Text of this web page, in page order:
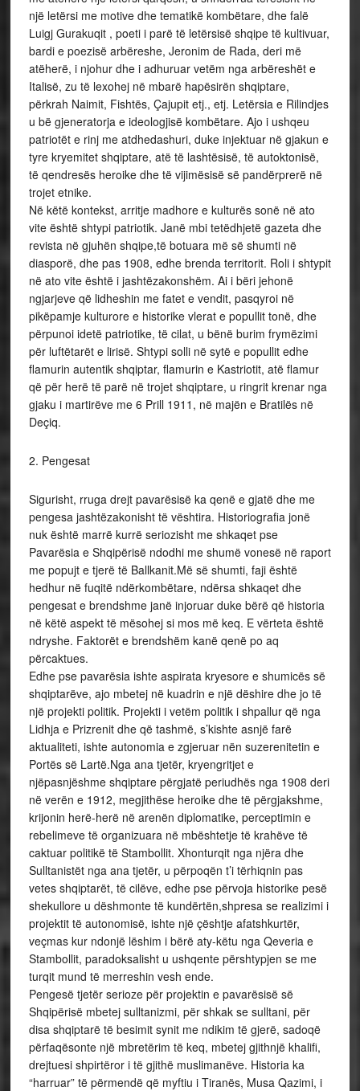
një letërsi me motive dhe tematikë kombëtare, dhe falë
Luigj Gurakuqit , poeti i parë të letërsisë shqipe të kultivuar,
bardi e poezisë arbëreshe, Jeronim de Rada, deri më
atëherë, i njohur dhe i adhuruar vetëm nga arbëreshët e
Italisë, zu të lexohej në mbarë hapësirën shqiptare,
përkrah Naimit, Fishtës, Çajupit etj., etj. Letërsia e Rilindjes
u bë gjeneratorja e ideologjisë kombëtare. Ajo i ushqeu
patriotët e rinj me atdhedashuri, duke injektuar në gjakun e
tyre kryemitet shqiptare, atë të lashtësisë, të autoktonisë,
të qendresës heroike dhe të vijimësisë së pandërprerë në
trojet etnike.
Në këtë kontekst, arritje madhore e kulturës sonë në ato
vite është shtypi patriotik. Janë mbi tetëdhjetë gazeta dhe
revista në gjuhën shqipe,të botuara më së shumti në
diasporë, dhe pas 1908, edhe brenda territorit. Roli i shtypit
në ato vite është i jashtëzakonshëm. Ai i bëri jehonë
ngjarjeve që lidheshin me fatet e vendit, pasqyroi në
pikëpamje kulturore e historike vlerat e popullit tonë, dhe
përpunoi idetë patriotike, të cilat, u bënë burim frymëzimi
për luftëtarët e lirisë. Shtypi solli në sytë e popullit edhe
flamurin autentik shqiptar, flamurin e Kastriotit, atë flamur
që për herë të parë në trojet shqiptare, u ringrit krenar nga
gjaku i martirëve me 6 Prill 1911, në majën e Bratilës në
Deçiq.
2. Pengesat
Sigurisht, rruga drejt pavarësisë ka qenë e gjatë dhe me
pengesa jashtëzakonisht të vështira. Historiografia jonë
nuk është marrë kurrë seriozisht me shkaqet pse
Pavarësia e Shqipërisë ndodhi me shumë vonesë në raport
me popujt e tjerë të Ballkanit.Më së shumti, faji është
hedhur në fuqitë ndërkombëtare, ndërsa shkaqet dhe
pengesat e brendshme janë injoruar duke bërë që historia
në këtë aspekt të mësohej si mos më keq. E vërteta është
ndryshe. Faktorët e brendshëm kanë qenë po aq
përcaktues.
Edhe pse pavarësia ishte aspirata kryesore e shumicës së
shqiptarëve, ajo mbetej në kuadrin e një dëshire dhe jo të
një projekti politik. Projekti i vetëm politik i shpallur që nga
Lidhja e Prizrenit dhe që tashmë, s’kishte asnjë farë
aktualiteti, ishte autonomia e zgjeruar nën suzerenitetin e
Portës së Lartë.Nga ana tjetër, kryengritjet e
njëpasnjëshme shqiptare përgjatë periudhës nga 1908 deri
në verën e 1912, megjithëse heroike dhe të përgjakshme,
krijonin herë-herë në arenën diplomatike, perceptimin e
rebelimeve të organizuara në mbështetje të krahëve të
caktuar politikë të Stambollit. Xhonturqit nga njëra dhe
Sulltanistët nga ana tjetër, u përpoqën t’i tërhiqnin pas
vetes shqiptarët, të cilëve, edhe pse përvoja historike pesë
shekullore u dëshmonte të kundërtën,shpresa se realizimi i
projektit të autonomisë, ishte një çështje afatshkurtër,
veçmas kur ndonjë lëshim i bërë aty-këtu nga Qeveria e
Stambollit, paradoksalisht u ushqente përshtypjen se me
turqit mund të merreshin vesh ende.
Pengesë tjetër serioze për projektin e pavarësisë së
Shqipërisë mbetej sulltanizmi, për shkak se sulltani, për
disa shqiptarë të besimit synit me ndikim të gjerë, sadoqë
përfaqësonte një mbretërim të keq, mbetej gjithnjë khalifi,
drejtuesi shpirtëror i të gjithë muslimanëve. Historia ka
“harruar” të përmendë që myftiu i Tiranës, Musa Qazimi, i